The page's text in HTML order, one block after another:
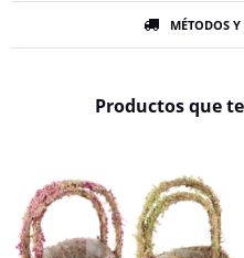
MÉTODOS
Productos que